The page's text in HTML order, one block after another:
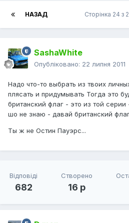
НАЗАД Сторінка 24 з
SashaWhite
Опубліковано: 22 липня 2011
Надо что-то выбрать из твоих
плясать и придумывать Тогда это
британский флаг - это из той
шо не знаю - давай британский
Ты ж не Остин Пауэрс...
Відповіді
682
Створено
16 р